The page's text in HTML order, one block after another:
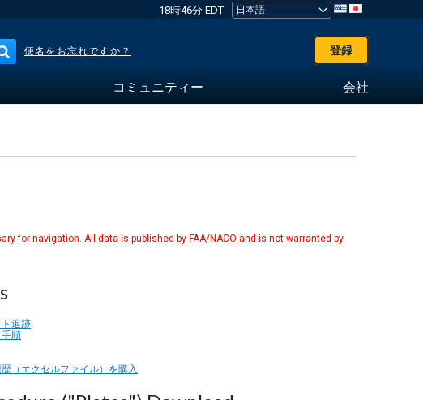
18時46分 EDT
便名をお忘れですか？ 登録
コミュニティー 会社
for navigation. All data is published by FAA/NACO and is not warranted by
ト追跡
手順
（エクセルファイル）を購入